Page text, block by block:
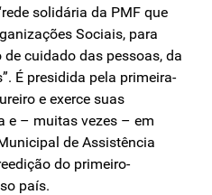
solidária da PMF que
Sociais, para
cuidado das pessoas, da
É presidida pela primeira-
e exerce suas
e – muitas vezes – em
de Assistência
do primeiro-
país.